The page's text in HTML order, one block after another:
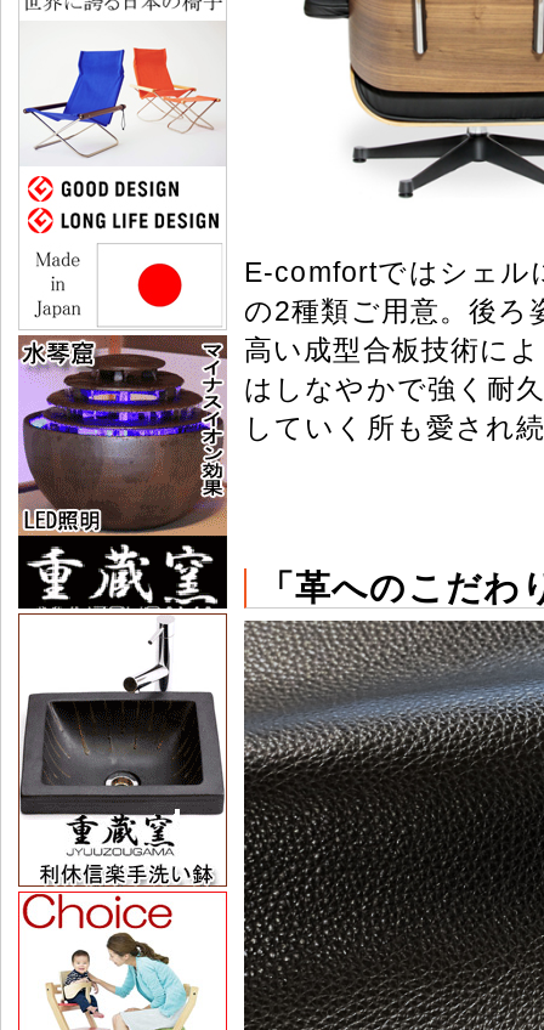
E-comfortではシェル
の2種類ご用意。後ろ
高い成型合板技術に
はしなやかで強く耐
していく所も愛され
「革へのこだわ